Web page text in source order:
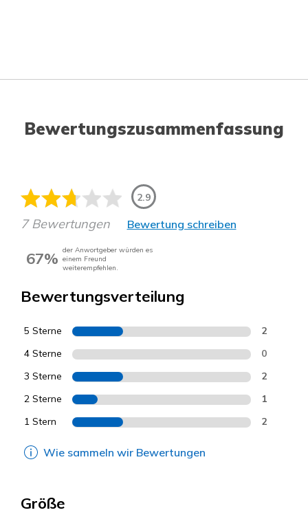
Bewertungszusammenfassung
2.9
7 Bewertungen Bewertung schreiben
67% der Anwortgeber würden es
einem Freund
weiterempfehlen.
Bewertungsverteilung
5 Sterne 2
4 Sterne 0
3 Sterne 2
2 Sterne 1
1 Stern 2
Wie sammeln wir Bewertungen
Größe